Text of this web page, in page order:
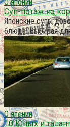
Суп-потаж из
Японские супы
блюда. Выбирая
О японии
10 Юных и